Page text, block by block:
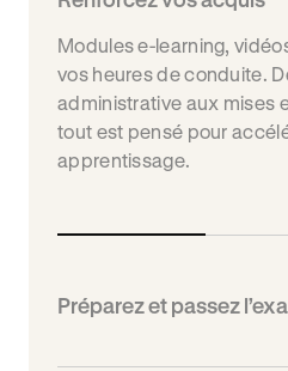
Modules e-learning,
vos heures de conduite.
administrative aux mises
tout est pensé pour
apprentissage.
Préparez et passez